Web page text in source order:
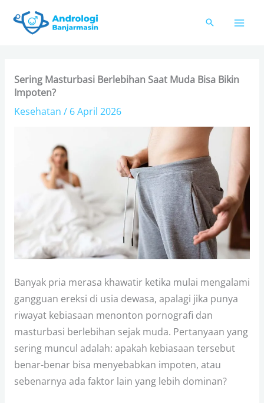
Sering Masturbasi Berlebihan Saat Muda Bisa Bikin
Impoten?
Kesehatan / 6 April 2026
Banyak pria merasa khawatir ketika mulai mengalami
gangguan ereksi di usia dewasa, apalagi jika punya
riwayat kebiasaan menonton pornografi dan
masturbasi berlebihan sejak muda. Pertanyaan yang
sering muncul adalah: apakah kebiasaan tersebut
benar-benar bisa menyebabkan impoten, atau
sebenarnya ada faktor lain yang lebih dominan?